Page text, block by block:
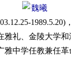
1989.5.20)
雅礼、金陵大学
雅中学任教兼任